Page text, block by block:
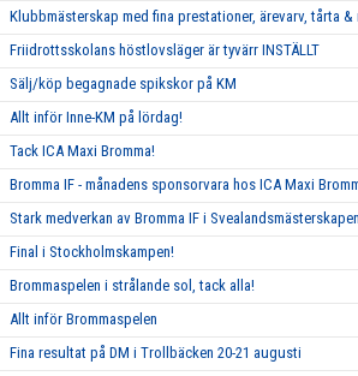
Klubbmästerskap med fina prestationer, ärevarv, tårta &
Friidrottsskolans höstlovsläger är tyvärr INSTÄLLT
Sälj/köp begagnade spikskor på KM
Allt inför Inne-KM på lördag!
Tack ICA Maxi Bromma!
Bromma IF - månadens sponsorvara hos ICA Maxi
Stark medverkan av Bromma IF i Svealandsmästerskapen
Final i Stockholmskampen!
Brommaspelen i strålande sol, tack alla!
Allt inför Brommaspelen
Fina resultat på DM i Trollbäcken 20-21 augusti